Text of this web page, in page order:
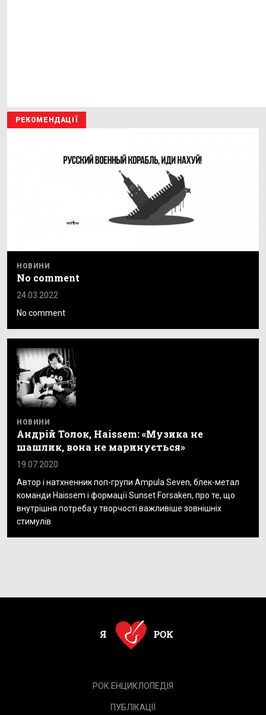
РЕКОМЕНДАЦІЇ
НОВИНИ
No comment
24.03.2022
No comment
НОВИНИ
Андрій Толок, Haissem: «Музика не
шашлик, вона не маринується»
19.07.2020
Автор і натхненник поп-групи Ampula Seven, блек-метал
команди Haissem і формації Sunset Forsaken, про те, що
внутрішня потреба у творчості важливіше зовнішніх
стимулів
РОК.ЕНЦИКЛОПЕДІЯ
ПУБЛІКАЦІЇ